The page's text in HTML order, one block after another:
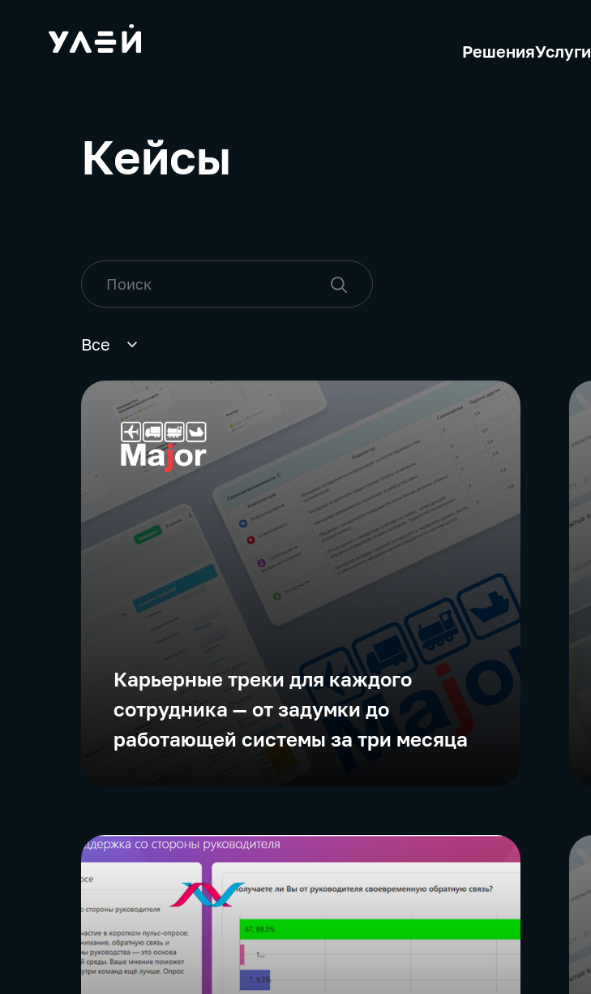
РешенияУслуги
Кейсы
Все
Карьерные треки для каждого
сотрудника — от задумки до
работающей системы за три месяца